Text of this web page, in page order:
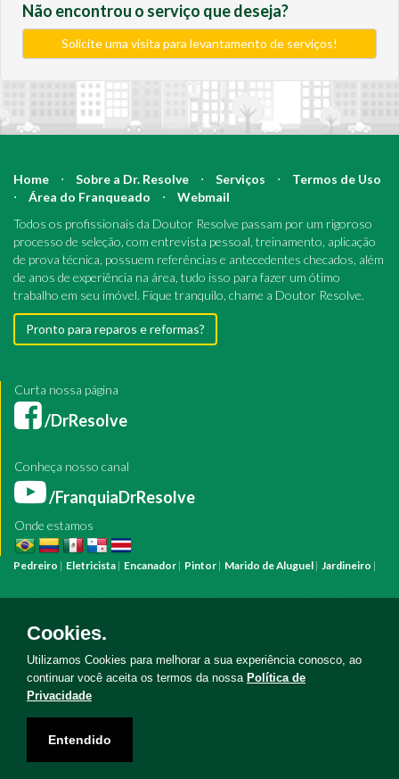
Não encontrou o serviço que deseja?
Solicite uma visita para levantamento de serviços!
Home ⋅ Sobre a Dr. Resolve ⋅ Serviços ⋅
Termos de Uso
⋅
Área do Franqueado ⋅
Webmail
Todos os profissionais da Doutor Resolve passam por um rigoroso
processo de seleção, com entrevista pessoal, treinamento, aplicação
de prova técnica, possuem referências e antecedentes checados, além
de anos de experiência na área, tudo isso para fazer um ótimo
trabalho em seu imóvel. Fique tranquilo, chame a Doutor Resolve.
Pronto para reparos e reformas?
Curta nossa página
/DrResolve
Conheça nosso canal
/FranquiaDrResolve
Onde estamos
Pedreiro | Eletricista | Encanador | Pintor | Marido de Aluguel | Jardineiro |
Bombeiro HidráulicoManutenção PredialManutenção Residencial
ReformaServiço Eletricista
HidráulicaServiço PedreiroServiço Construção
Cookies.
Utilizamos Cookies para melhorar a sua experiência conosco, ao
continuar você aceita os termos da nossa Política de
Privacidade
Entendido